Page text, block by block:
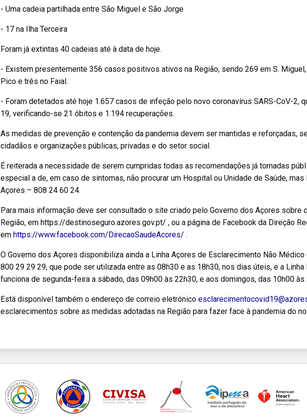
- Uma cadeia partilhada entre São Miguel e São Jorge
- 17 na Ilha Terceira
Foram já extintas 40 cadeias até à data de hoje.
- Existem presentemente 356 casos positivos ativos na Região, sendo 269 em S. Miguel,
Pico e três no Faial.
- Foram detetados até hoje 1.657 casos de infeção pelo novo coronavírus SARS-CoV-2,
19, verificando-se 21 óbitos e 1.194 recuperações.
As medidas de prevenção e contenção da pandemia devem ser mantidas e reforçadas,
cidadãos e organizações públicas, privadas e do setor social.
É reiterada a necessidade de serem cumpridas todas as recomendações já tornadas
especial a de, em caso de sintomas, não procurar um Hospital ou Unidade de Saúde, mas
Açores – 808 24 60 24.
Para mais informação deve ser consultado o site criado pelo Governo dos Açores sobre
Região, em https://destinoseguro.azores.gov.pt/ , ou a página de Facebook da Direção
em https://www.facebook.com/DirecaoSaudeAcores/ .
O Governo dos Açores disponibiliza ainda a Linha Açores de Esclarecimento Não Médico
800 29 29 29, que pode ser utilizada entre as 08h30 e as 18h30, nos dias úteis, e a Linha
funciona de segunda-feira a sábado, das 09h00 às 22h30, e aos domingos, das 10h00 às
Está disponível também o endereço de correio eletrónico
esclarecimentos sobre as medidas adotadas na Região para fazer face à pandemia do